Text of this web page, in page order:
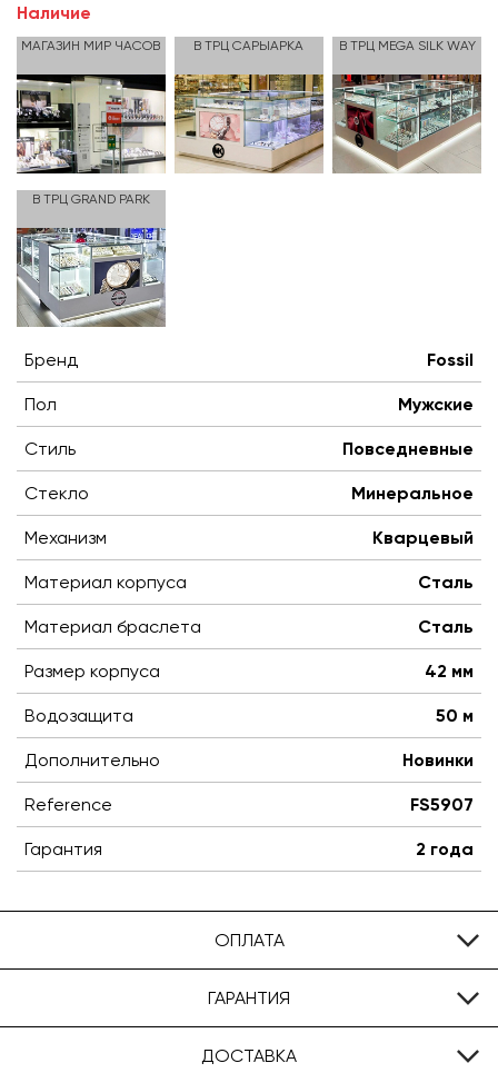
Наличие
МАГАЗИН МИР ЧАСОВ В ТРЦ САРЫАРКА В ТРЦ MEGA SILK WAY
В ТРЦ GRAND PARK
Бренд Fossil
Пол Мужские
Стиль Повседневные
Стекло Минеральное
Механизм Кварцевый
Материал корпуса Сталь
Материал браслета Сталь
Размер корпуса 42 мм
Водозащита 50 м
Дополнительно Новинки
Reference FS5907
Гарантия 2 года
ОПЛАТА
ГАРАНТИЯ
ДОСТАВКА